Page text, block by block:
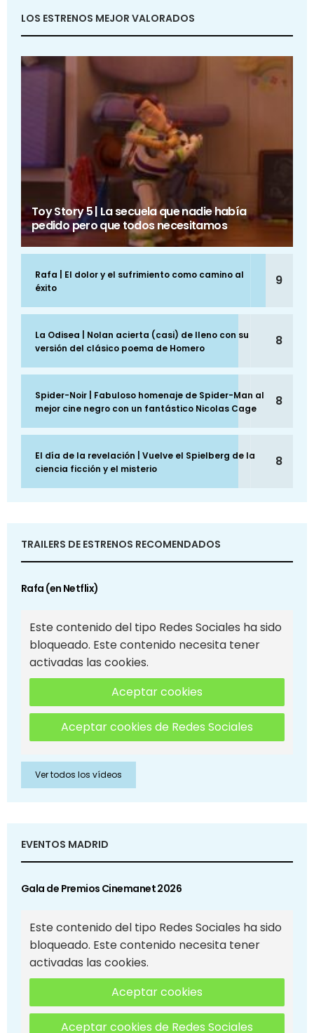
LOS ESTRENOS MEJOR VALORADOS
Toy Story 5 | La secuela que nadie había
pedido pero que todos necesitamos
Rafa | El dolor y el sufrimiento como camino al
éxito
9
La Odisea | Nolan acierta (casi) de lleno con su
versión del clásico poema de Homero
8
Spider-Noir | Fabuloso homenaje de Spider-Man al
mejor cine negro con un fantástico Nicolas Cage
8
El día de la revelación | Vuelve el Spielberg de la
ciencia ficción y el misterio
8
TRAILERS DE ESTRENOS RECOMENDADOS
Rafa (en Netflix)
Este contenido del tipo Redes Sociales ha sido
bloqueado. Este contenido necesita tener
activadas las cookies.
Aceptar cookies
Aceptar cookies de Redes Sociales
Ver todos los vídeos
EVENTOS MADRID
Gala de Premios Cinemanet 2026
Este contenido del tipo Redes Sociales ha sido
bloqueado. Este contenido necesita tener
activadas las cookies.
Aceptar cookies
Aceptar cookies de Redes Sociales